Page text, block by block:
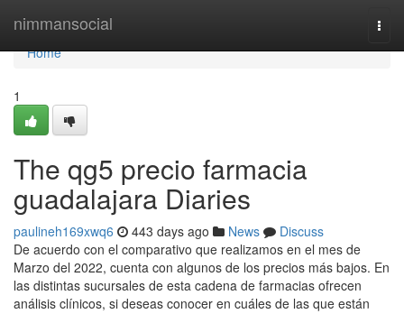
nimmansocial
Home
Home
1
The qg5 precio farmacia
guadalajara Diaries
paulineh169xwq6 443 days ago News
Discuss
De acuerdo con el comparativo que realizamos en el mes de
Marzo del 2022, cuenta con algunos de los precios más bajos. En
las distintas sucursales de esta cadena de farmacias ofrecen
análisis clínicos, si deseas conocer en cuáles de las que están